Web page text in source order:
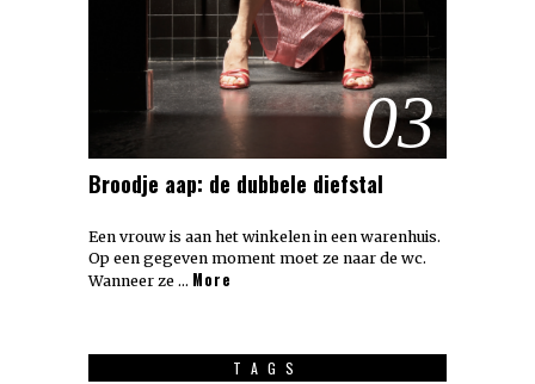
03
Broodje aap: de dubbele diefstal
Een vrouw is aan het winkelen in een warenhuis.
Op een gegeven moment moet ze naar de wc.
Wanneer ze … More
TAGS